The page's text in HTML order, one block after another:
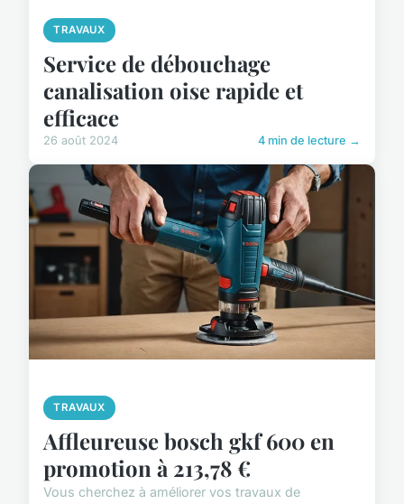
TRAVAUX
Service de débouchage
canalisation oise rapide et
efficace
26 août 2024 4 min de lecture →
TRAVAUX
Affleureuse bosch gkf 600 en
promotion à 213,78 €
Vous cherchez à améliorer vos travaux de